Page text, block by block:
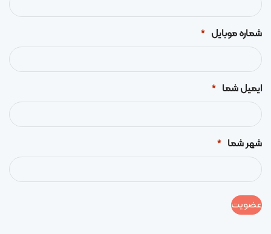
شماره موبایل *
ایمیل شما *
شهر شما *